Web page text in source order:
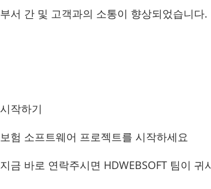
부서 간 및 고객과의 소통이 향상되었습니다.
시작하기
보험 소프트웨어 프로젝트를 시작하세요
지금 바로 연락주시면 HDWEBSOFT 팀이